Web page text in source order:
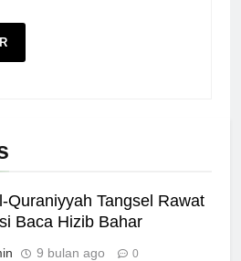
Quraniyyah Tangsel Rawat
Baca Hizib Bahar
9 bulan ago 0